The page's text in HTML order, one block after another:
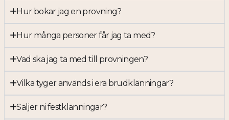
Hur bokar jag en provning?
Hur många personer får jag ta med?
Vad ska jag ta med till provningen?
Vilka tyger används i era brudklänningar?
Säljer ni festklänningar?